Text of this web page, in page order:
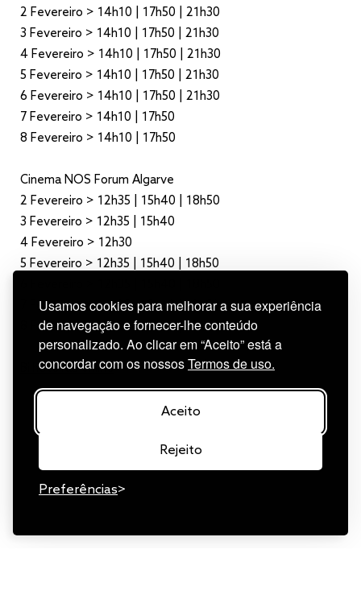
Usamos cookies para melhorar a sua experiência
de navegação e fornecer-lhe conteúdo
personalizado. Ao clicar em “Aceito” está a
concordar com os nossosTermos de uso.
Aceito
Rejeito
Preferências
2 Fevereiro > 14h10 | 17h50 | 21h30
3 Fevereiro > 14h10 | 17h50 | 21h30
4 Fevereiro > 14h10 | 17h50 | 21h30
5 Fevereiro > 14h10 | 17h50 | 21h30
6 Fevereiro > 14h10 | 17h50 | 21h30
7 Fevereiro > 14h10 | 17h50
8 Fevereiro > 14h10 | 17h50
Cinema NOS Forum Algarve
2 Fevereiro > 12h35 | 15h40 | 18h50
3 Fevereiro > 12h35 | 15h40
4 Fevereiro > 12h30
5 Fevereiro > 12h35 | 15h40 | 18h50
7 Fevereiro > 12h35 | 15h40 | 18h50
8 Fevereiro > 12h35 | 15h40 | 18h50
Bilheteiras online